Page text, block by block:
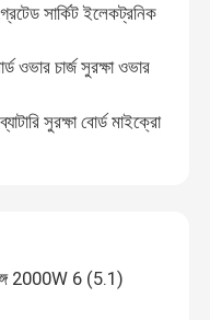
সার্কিট ইলেকট্রনিক
ওভার চার্জ সুরক্ষা ওভার
সুরক্ষা বোর্ড মাইক্রো
2000W 6 (5.1)